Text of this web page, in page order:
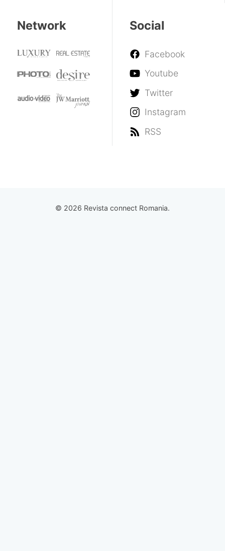
Network Social
Facebook
Youtube
Twitter
Instagram
RSS
© 2026 Revista connect Romania.